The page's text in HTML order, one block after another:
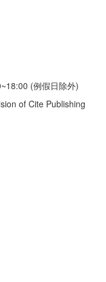
(例假日除外)
of Cite Publishing